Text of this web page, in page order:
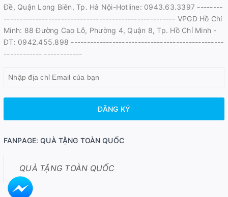
Đề, Quận Long Biên, Tp. Hà Nội-Hotline: 0943.63.3397 --------
------------------------------------------------------ VPGD Hồ Chí
Minh: 88 Đường Cao Lỗ, Phường 4, Quận 8, Tp. Hồ Chí Minh -
ĐT: 0942.455.898 ------------------------------------------------
------------ ------------
ĐĂNG KÝ
FANPAGE: QUÀ TẶNG TOÀN QUỐC
QUÀ TẶNG TOÀN QUỐC